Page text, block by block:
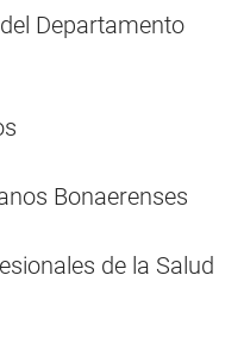
Departamento
Bonaerenses
de la Salud